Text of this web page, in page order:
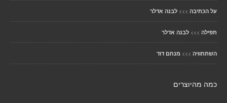
על הכתיבה >>> לבנה אדלר
תפילה >>> לבנה אדלר
השתחוויה >>> מנחם דוד
כמה מהיוצרים